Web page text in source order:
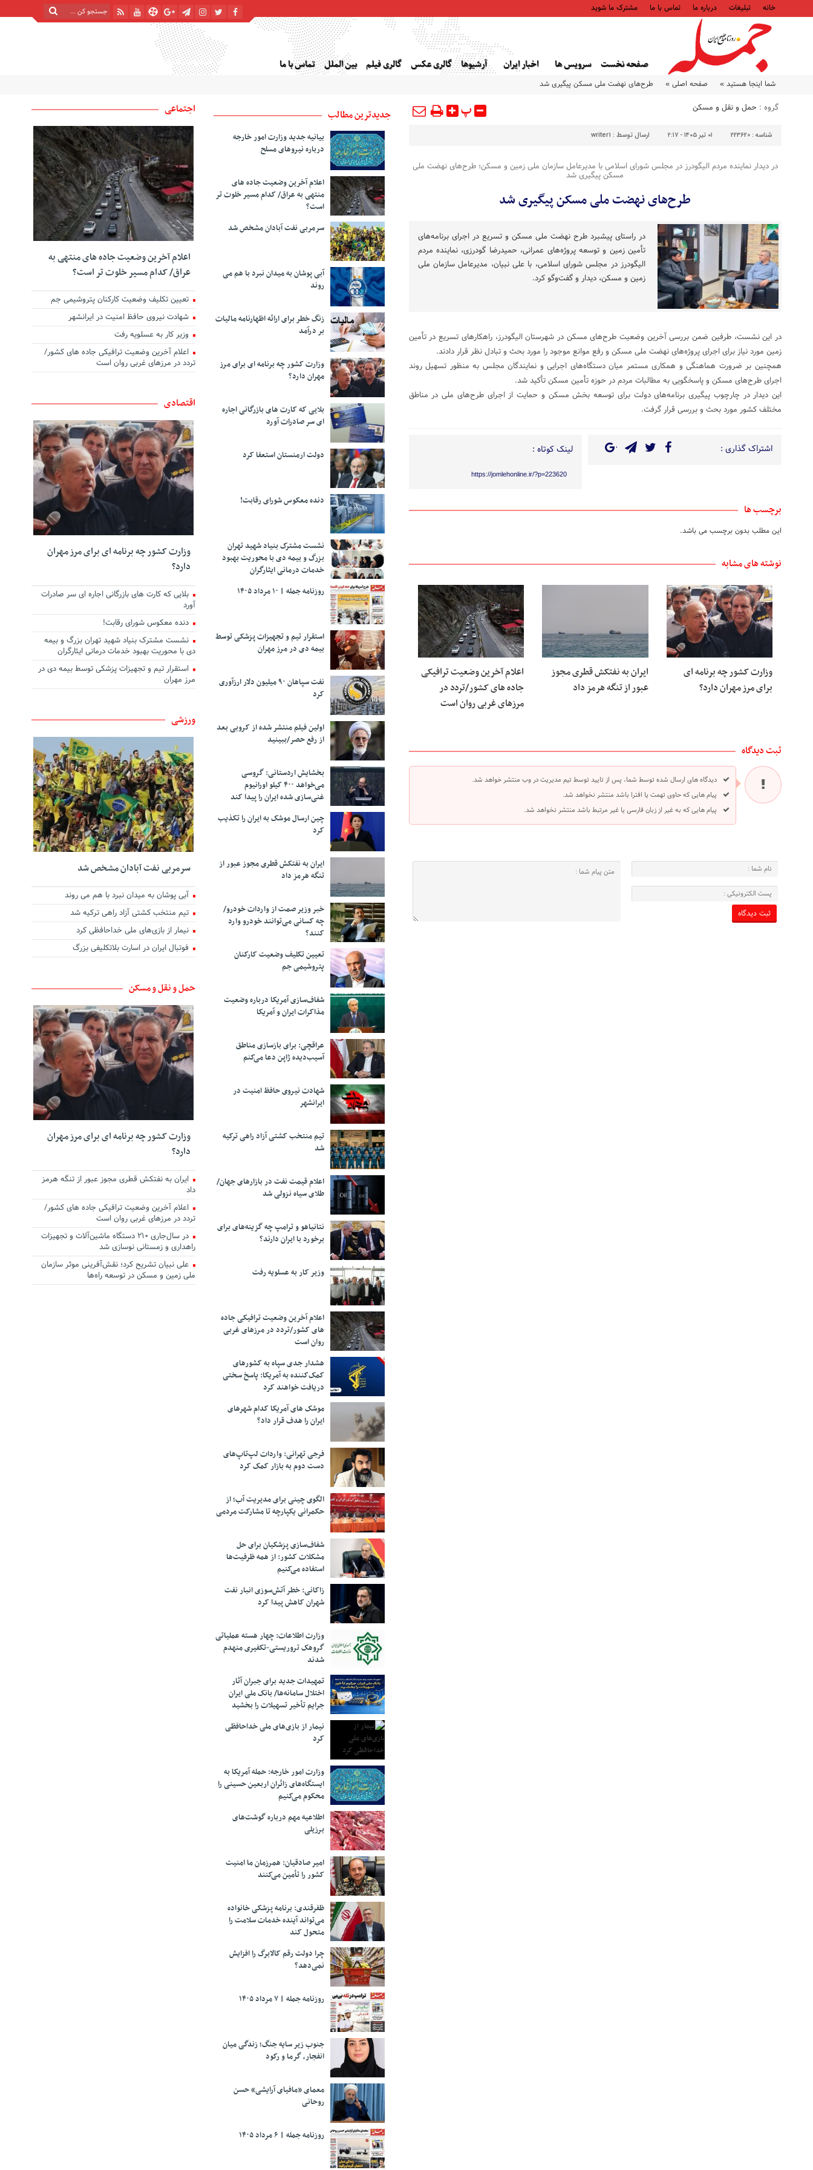
خانه تبلیغات درباره ما تماس با ما مشترک ما شوید
صفحه نخست سرویس ها اخبار ایران آرشیوها گالری عکس گالری فیلم بین الملل تماس با ما پنج شنبه, ۱۵ مرداد , ۱۴۰۵ | 22 صفر 1448
شما اینجا هستید » صفحه اصلی » طرح‌های نهضت ملی مسکن پیگیری شد
گروه : حمل و نقل و مسکن پ
شناسه : 223620 ۰۱ تیر ۱۴۰۵ - ۲:۱۷ ارسال توسط : writer1
در دیدار نماینده مردم الیگودرز در مجلس شورای اسلامی با مدیرعامل سازمان ملی زمین و مسکن؛ طرح‌های نهضت ملی
مسکن پیگیری شد
طرح‌های نهضت ملی مسکن پیگیری شد
در راستای پیشبرد طرح نهضت ملی مسکن و تسریع در اجرای برنامه‌های
تأمین زمین و توسعه پروژه‌های عمرانی، حمیدرضا گودرزی، نماینده مردم
الیگودرز در مجلس شورای اسلامی، با علی نبیان، مدیرعامل سازمان ملی
زمین و مسکن، دیدار و گفت‌وگو کرد.
در این نشست، طرفین ضمن بررسی آخرین وضعیت طرح‌های مسکن در شهرستان الیگودرز، راهکارهای تسریع در تأمین
زمین مورد نیاز برای اجرای پروژه‌های نهضت ملی مسکن و رفع موانع موجود را مورد بحث و تبادل نظر قرار دادند.
همچنین بر ضرورت هماهنگی و همکاری مستمر میان دستگاه‌های اجرایی و نمایندگان مجلس به منظور تسهیل روند
اجرای طرح‌های مسکن و پاسخگویی به مطالبات مردم در حوزه تأمین مسکن تأکید شد.
این دیدار در چارچوب پیگیری برنامه‌های دولت برای توسعه بخش مسکن و حمایت از اجرای طرح‌های ملی در مناطق
مختلف کشور مورد بحث و بررسی قرار گرفت.
اشتراک گذاری : لینک کوتاه :
https://jomlehonline.ir/?p=223620
برچسب ها
این مطلب بدون برچسب می باشد.
نوشته های مشابه
وزارت کشور چه برنامه ای
برای مرز مهران دارد؟
ایران به نفتکش قطری مجوز
عبور از تنگه هرمز داد
اعلام آخرین وضعیت ترافیکی
جاده های کشور/تردد در
مرزهای غربی روان است
ثبت دیدگاه
دیدگاه های ارسال شده توسط شما، پس از تایید توسط تیم مدیریت در وب منتشر خواهد شد.
پیام هایی که حاوی تهمت یا افترا باشد منتشر نخواهد شد.
پیام هایی که به غیر از زبان فارسی یا غیر مرتبط باشد منتشر نخواهد شد.
جدیدترین مطالب
بیانیه جدید وزارت امور خارجه
درباره نیروهای مسلح
اعلام آخرین وضعیت جاده های
منتهی به عراق/ کدام مسیر خلوت تر
است؟
سرمربی نفت آبادان مشخص شد
آبی پوشان به میدان نبرد با هم می
روند
زنگ خطر برای ارائه اظهارنامه مالیات
بر درآمد
وزارت کشور چه برنامه ای برای مرز
مهران دارد؟
بلایی که کارت های بازرگانی اجاره
ای سر صادرات آورد
دولت ارمنستان استعفا کرد
دنده معکوس شورای رقابت!
نشست مشترک بنیاد شهید تهران
بزرگ و بیمه دی با محوریت بهبود
خدمات درمانی ایثارگران
روزنامه جمله | ۱۰ مرداد ۱۴۰۵
استقرار تیم و تجهیزات پزشکی توسط
بیمه دی در مرز مهران
نفت سپاهان ۹۰ میلیون دلار ارزآوری
کرد
اولین فیلم منتشر شده از کروبی بعد
از رفع حصر/ببینید
بخشایش اردستانی: گروسی
می‌خواهد ۴۰۰ کیلو اورانیوم
غنی‌سازی شده ایران را پیدا کند
چین ارسال موشک به ایران را تکذیب
کرد
ایران به نفتکش قطری مجوز عبور از
تنگه هرمز داد
خبر وزیر صمت از واردات خودرو/
چه کسانی می‌توانند خودرو وارد
کنند؟
تعیین تکلیف وضعیت کارکنان
پتروشیمی جم
شفاف‌سازی آمریکا درباره وضعیت
مذاکرات ایران و آمریکا
عراقچی: برای بازسازی مناطق
آسیب‌دیده ژاپن دعا می‌کنم
شهادت نیروی حافظ امنیت در
ایرانشهر
تیم منتخب کشتی آزاد راهی ترکیه
شد
اعلام قیمت نفت در بازارهای جهان/
طلای سیاه نزولی شد
نتانیاهو و ترامپ چه گزینه‌های برای
برخورد با ایران دارند؟
وزیر کار به عسلویه رفت
اعلام آخرین وضعیت ترافیکی جاده
های کشور/تردد در مرزهای غربی
روان است
هشدار جدی سپاه به کشورهای
کمک‌کننده به آمریکا: پاسخ سختی
دریافت خواهند کرد
موشک های آمریکا کدام شهرهای
ایران را هدف قرار داد؟
فرجی تهرانی: واردات لپ‌تاپ‌های
دست دوم به بازار کمک کرد
الگوی چینی برای مدیریت آب؛ از
حکمرانی یکپارچه تا مشارکت مردمی
شفاف‌سازی پزشکیان برای حل
مشکلات کشور: از همه ظرفیت‌ها
استفاده می‌کنیم
زاکانی: خطر آتش‌سوزی انبار نفت
شهران کاهش پیدا کرد
وزارت اطلاعات: چهار هسته‌ عملیاتی
گروهک‌ تروریستی-تکفیری منهدم
شدند
تمهیدات جدید برای جبران آثار
اختلال سامانه‌ها/ بانک ملی ایران
جرایم تأخیر تسهیلات را بخشید
نیمار از بازی‌های ملی خداحافظی
کرد
وزارت امور خارجه: حمله آمریکا به
ایستگاه‌های زائران اربعین حسینی را
محکوم می‌کنیم
اطلاعیه مهم درباره گوشت‌های
برزیلی
امیر صادقیان: همرزمان ما امنیت
کشور را تأمین می‌کنند
ظفرقندی: برنامه پزشکی خانواده
می‌تواند آینده خدمات سلامت را
متحول کند
چرا دولت رقم کالابرگ را افزایش
نمی‌دهد؟
روزنامه جمله | ۷ مرداد ۱۴۰۵
جنوب زیر سایه جنگ؛ زندگی میان
انفجار، گرما و رکود
معمای «مافیای آرایشی» حسن
روحانی
روزنامه جمله | ۶ مرداد ۱۴۰۵
اجتماعی
اعلام آخرین وضعیت جاده های منتهی به
عراق/ کدام مسیر خلوت تر است؟
تعیین تکلیف وضعیت کارکنان پتروشیمی جم
شهادت نیروی حافظ امنیت در ایرانشهر
وزیر کار به عسلویه رفت
اعلام آخرین وضعیت ترافیکی جاده های کشور/
تردد در مرزهای غربی روان است
اقتصادی
وزارت کشور چه برنامه ای برای مرز مهران
دارد؟
بلایی که کارت های بازرگانی اجاره ای سر صادرات
آورد
دنده معکوس شورای رقابت!
نشست مشترک بنیاد شهید تهران بزرگ و بیمه
دی با محوریت بهبود خدمات درمانی ایثارگران
استقرار تیم و تجهیزات پزشکی توسط بیمه دی در
مرز مهران
ورزشی
سرمربی نفت آبادان مشخص شد
آبی پوشان به میدان نبرد با هم می روند
تیم منتخب کشتی آزاد راهی ترکیه شد
نیمار از بازی‌های ملی خداحافظی کرد
فوتبال ایران در اسارت بلاتکلیفی بزرگ
حمل و نقل و مسکن
وزارت کشور چه برنامه ای برای مرز مهران
دارد؟
ایران به نفتکش قطری مجوز عبور از تنگه هرمز
داد
اعلام آخرین وضعیت ترافیکی جاده های کشور/
تردد در مرزهای غربی روان است
در سال‌جاری ۲۱۰ دستگاه ماشین‌آلات و تجهیزات
راهداری و زمستانی نوسازی شد
علی نبیان تشریح کرد؛ نقش‌آفرینی موثر سازمان
ملی زمین و مسکن در توسعه راه‌ها